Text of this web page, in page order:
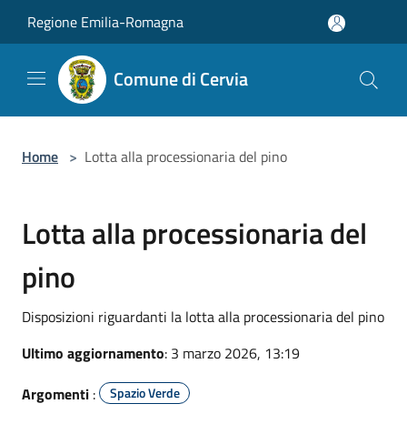
Regione Emilia-Romagna
Comune di Cervia
Home > Lotta alla processionaria del pino
Lotta alla processionaria del
pino
Disposizioni riguardanti la lotta alla processionaria del pino
Ultimo aggiornamento: 3 marzo 2026, 13:19
Argomenti : Spazio Verde